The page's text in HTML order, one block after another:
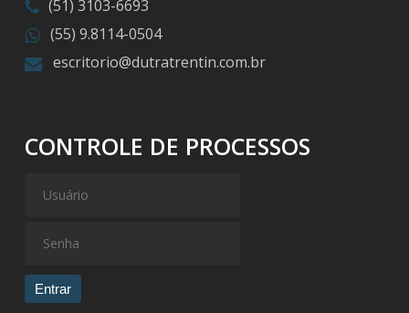
(51) 3103-6693
(55) 9.8114-0504
escritorio@dutratrentin.com.br
CONTROLE DE PROCESSOS
Entrar